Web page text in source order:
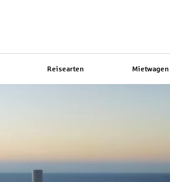
Reisearten Mietwagen